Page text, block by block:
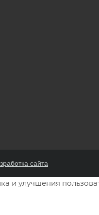
сайта
и улучшения